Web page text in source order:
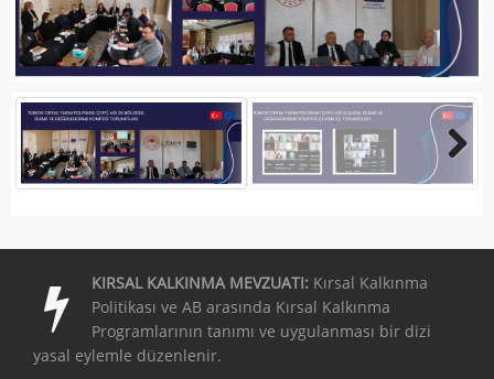
KIRSAL KALKINMA MEVZUATI: Kırsal Kalkınma
Politikası ve AB arasında Kırsal Kalkınma
Programlarının tanımı ve uygulanması bir dizi
yasal eylemle düzenlenir.